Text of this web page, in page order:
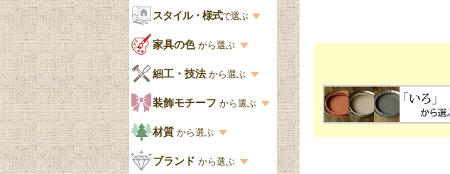
収納家具
書棚
デスクおしゃれ
食器棚おしゃれ
木製ワゴン
お部屋から選ぶ一覧
リビング
キッチン・ダイニング
スタイル・様式で選ぶ
スタイル一覧
英国アンティーク
英国クラシック
家具の色から選ぶ
家具の色一覧
カスタード色
アップルパイ色
細工・技法 から選ぶ
細工・技法の一覧
象嵌・マーケットリー
寄木・パーケットリー
装飾モチーフ から選ぶ
模様の一覧
ペディメント
材質 から選ぶ
材質の一覧
ブランド から選ぶ